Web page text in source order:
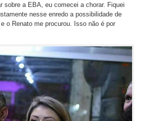
sobre a EBA, eu comecei a chorar. Fiquei
nesse enredo a possibilidade de
o Renato me procurou. Isso não é por